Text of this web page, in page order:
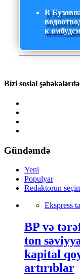
В
к
Bizi sosial
Gündəmdə
Yeni
Populyar
Redaktorun
Ekspress
BP və
ton
kapital
artırıblar